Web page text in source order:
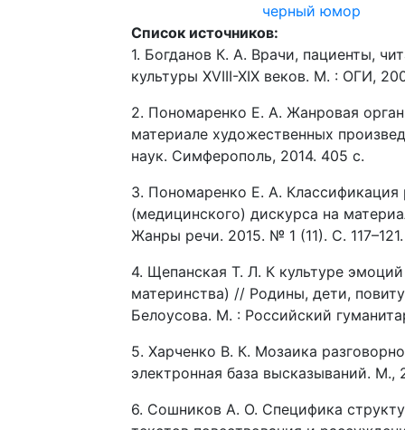
черный юмор
Список источников:
1. Богданов К. А. Врачи, пациенты,
культуры XVIII-XIX веков. М. : ОГИ,
2. Пономаренко Е. А. Жанровая
материале художественных
наук. Симферополь, 2014. 405 с.
3. Пономаренко Е. А.
(медицинского) дискурса на
Жанры речи. 2015. № 1 (11). C. 117–121.
4. Щепанская Т. Л. К культуре
материнства) // Родины, дети,
Белоусова. М. : Российский
5. Харченко В. К. Мозаика
электронная база высказываний. М.,
6. Сошников А. О. Специфика